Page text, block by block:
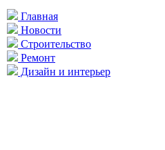
Главная
Новости
Строительство
Ремонт
Дизайн и интерьер